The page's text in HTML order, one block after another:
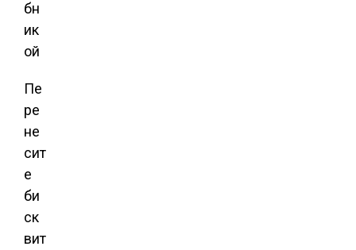
Пе
ре
не
сит
е
би
ск
вит